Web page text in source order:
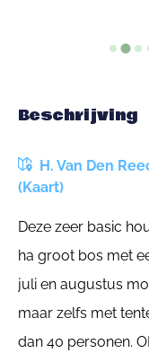
Beschrijving
H. Van Den
(Kaart)
Deze zeer basic
ha groot bos met
juli en augustus
maar zelfs met
dan 40 personen.